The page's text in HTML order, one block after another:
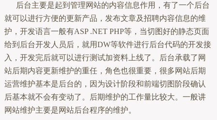
后台主要是起到管理网站的内容信息作用，有了一个后台
就可以进行方便的更新产品，发布文章及招聘内容信息的维
护，开发语言一般有ASP .NET PHP等，当切图好的静态页面
给到后台开发人员后，就用DW等软件进行后台代码的开发接
入，开发完后就可以进行测试加资料上线了。后台承载了网
站后期内容更新维护的重任，角色也很重要，很多网站后期
运营维护基本是后台的，因为设计阶段和前端切图阶段确认
后基本就不会有变动了。后期维护的工作量比较大。一般讲
网站维护主要是网站后台程序的维护。